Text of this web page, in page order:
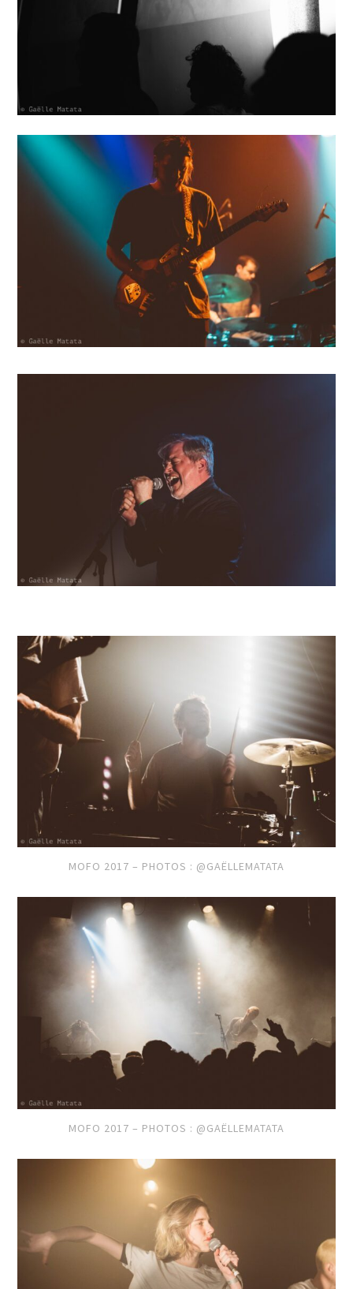
MOFO 2017 – PHOTOS : @GAËLLEMATATA
MOFO 2017 – PHOTOS : @GAËLLEMATATA